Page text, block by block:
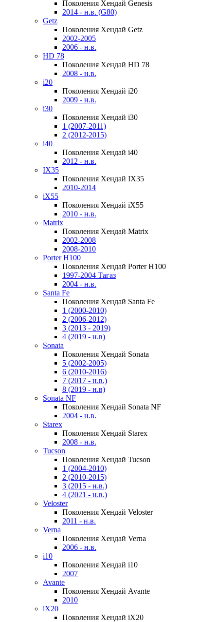
Поколения Хендай Genesis
2014 - н.в. (G80)
Getz
Поколения Хендай Getz
2002-2005
2006 - н.в.
HD 78
Поколения Хендай HD 78
2008 - н.в.
i20
Поколения Хендай i20
2009 - н.в.
i30
Поколения Хендай i30
1 (2007-2011)
2 (2012-2015)
i40
Поколения Хендай i40
2012 - н.в.
IX35
Поколения Хендай IX35
2010-2014
iX55
Поколения Хендай iX55
2010 - н.в.
Matrix
Поколения Хендай Matrix
2002-2008
2008-2010
Porter H100
Поколения Хендай Porter H100
1997-2004 Тагаз
2004 - н.в.
Santa Fe
Поколения Хендай Santa Fe
1 (2000-2010)
2 (2006-2012)
3 (2013 - 2019)
4 (2019 - н.в)
Sonata
Поколения Хендай Sonata
5 (2002-2005)
6 (2010-2016)
7 (2017 - н.в.)
8 (2019 - н.в)
Sonata NF
Поколения Хендай Sonata NF
2004 - н.в.
Starex
Поколения Хендай Starex
2008 - н.в.
Tucson
Поколения Хендай Tucson
1 (2004-2010)
2 (2010-2015)
3 (2015 - н.в.)
4 (2021 - н.в.)
Veloster
Поколения Хендай Veloster
2011 - н.в.
Verna
Поколения Хендай Verna
2006 - н.в.
i10
Поколения Хендай i10
2007
Avante
Поколения Хендай Avante
2010
iX20
Поколения Хендай iX20